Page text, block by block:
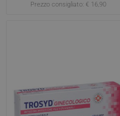
Prezzo consigliato: € 16,90